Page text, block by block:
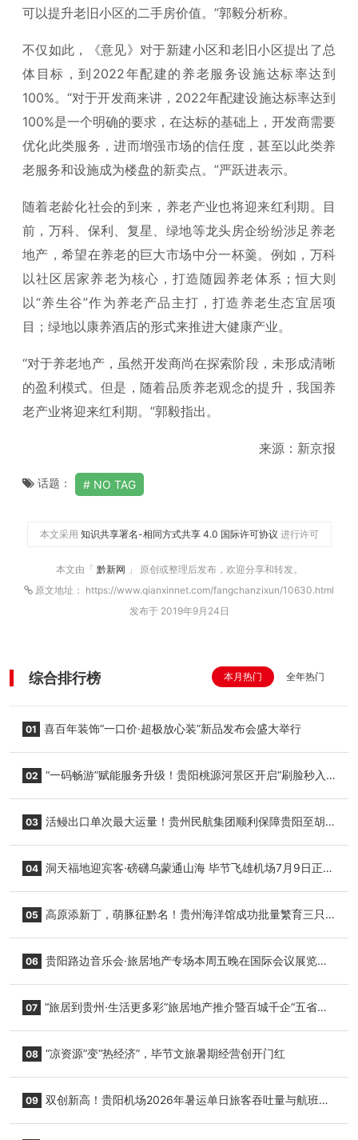
可以提升老旧小区的二手房价值。”郭毅分析称。
不仅如此，《意见》对于新建小区和老旧小区提出了总
体目标，到2022年配建的养老服务设施达标率达到
100%。“对于开发商来讲，2022年配建设施达标率达到
100%是一个明确的要求，在达标的基础上，开发商需要
优化此类服务，进而增强市场的信任度，甚至以此类养
老服务和设施成为楼盘的新卖点。”严跃进表示。
随着老龄化社会的到来，养老产业也将迎来红利期。目
前，万科、保利、复星、绿地等龙头房企纷纷涉足养老
地产，希望在养老的巨大市场中分一杯羹。例如，万科
以社区居家养老为核心，打造随园养老体系；恒大则
以“养生谷”作为养老产品主打，打造养老生态宜居项
目；绿地以康养酒店的形式来推进大健康产业。
“对于养老地产，虽然开发商尚在探索阶段，未形成清晰
的盈利模式。但是，随着品质养老观念的提升，我国养
老产业将迎来红利期。”郭毅指出。
来源：新京报
话题： NO TAG
本文采用 知识共享署名-相同方式共享 4.0 国际许可协议 进行许可
本文由「 黔新网 」 原创或整理后发布，欢迎分享和转发。
原文地址： https://www.qianxinnet.com/fangchanzixun/10630.html
发布于 2019年9月24日
综合排行榜 本月热门 全年热门
01 喜百年装饰“一口价·超极放心装”新品发布会盛大举行
02 “一码畅游”赋能服务升级！贵阳桃源河景区开启“刷脸秒入
03 活鳗出口单次最大运量！贵州民航集团顺利保障贵阳至胡
04 洞天福地迎宾客·磅礴乌蒙通山海 毕节飞雄机场7月9日正式
05 高原添新丁，萌豚征黔名！贵州海洋馆成功批量繁育三只
06 贵阳路边音乐会·旅居地产专场本周五晚在国际会议展览中
07 “旅居到贵州·生活更多彩”旅居地产推介暨百城千企“五省
08 “凉资源”变“热经济”，毕节文旅暑期经营创开门红
09 双创新高！贵阳机场2026年暑运单日旅客吞吐量与航班起